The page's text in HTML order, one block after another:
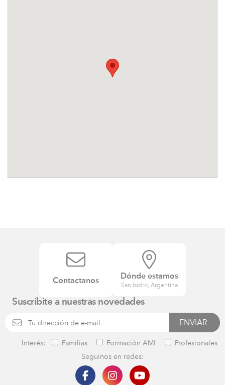
Contactanos
Dónde estamos
San Isidro, Argentina
Suscribite a nuestras novedades
Interés: Familias Formación AMI
Profesionales
Seguinos en redes: